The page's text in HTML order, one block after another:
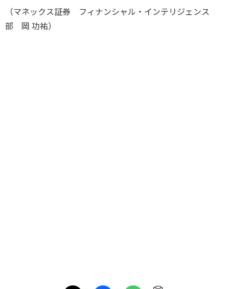
（マネックス証券 フィナンシャル・インテリジェンス
部 岡 功祐）